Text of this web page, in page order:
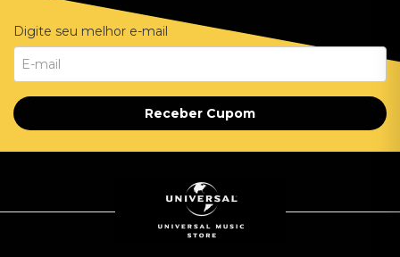
Digite seu melhor e-mail
Receber Cupom